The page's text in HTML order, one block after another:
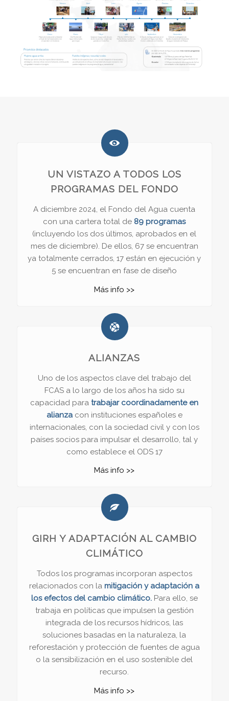
UN VISTAZO A TODOS LOS
PROGRAMAS DEL FONDO
A diciembre 2024, el Fondo del Agua cuenta
con una cartera total de 89 programas
(incluyendo los dos últimos, aprobados en el
mes de diciembre). De ellos, 67 se encuentran
ya totalmente cerrados, 17 están en ejecución y
5 se encuentran en fase de diseño
Más info >>
ALIANZAS
Uno de los aspectos clave del trabajo del
FCAS a lo largo de los años ha sido su
capacidad paratrabajar coordinadamente en
alianzacon instituciones españoles e
internacionales, con la sociedad civil y con los
países socios para impulsar el desarrollo, tal y
como establece el ODS 17
Más info >>
GIRH Y ADAPTACIÓN AL CAMBIO
CLIMÁTICO
Todos los programas incorporan aspectos
relacionados con la mitigación y adaptación a
los efectos del cambio climático. Para ello, se
trabaja en políticas que impulsen la gestión
integrada de los recursos hídricos, las
soluciones basadas en la naturaleza, la
reforestación y protección de fuentes de agua
o la sensibilización en el uso sostenible del
recurso.
Más info >>